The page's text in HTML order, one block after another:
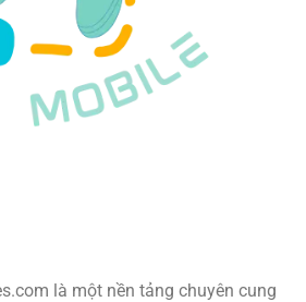
là một nền tảng chuyên cung